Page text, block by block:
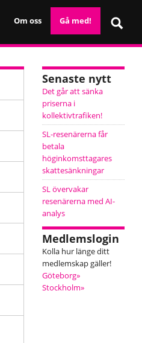
Om oss Gå med!
Senaste nytt
Det går att sänka
priserna i
kollektivtrafiken!
SL-resenärerna får
betala
höginkomsttagares
skattesänkningar
SL övervakar
resenärerna med AI-
analys
Medlemslogin
Kolla hur länge ditt
medlemskap gäller!
Göteborg»
Stockholm»